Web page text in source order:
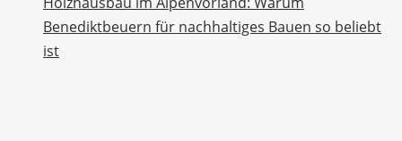
Benediktbeuern für nachhaltiges Bauen so beliebt
ist